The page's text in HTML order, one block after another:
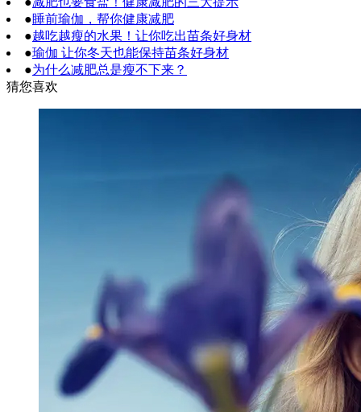
●睡前瑜伽，帮你健康减肥
●越吃越瘦的水果！让你吃出苗条好身材
●瑜伽 让你冬天也能保持苗条好身材
●为什么减肥总是瘦不下来？
猜您喜欢